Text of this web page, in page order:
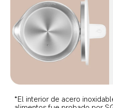
*El interior de acero